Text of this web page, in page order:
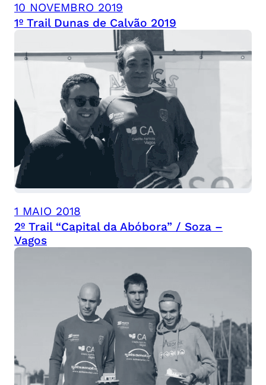
10 NOVEMBRO 2019
1º Trail Dunas de Calvão 2019
1 MAIO 2018
2º Trail “Capital da Abóbora” / Soza –
Vagos